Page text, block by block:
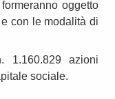
oggetto
con le modalità di
1.160.829 azioni
sociale.